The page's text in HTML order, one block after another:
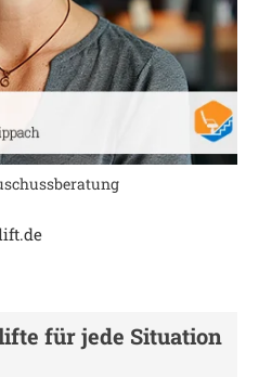
für jede Situation